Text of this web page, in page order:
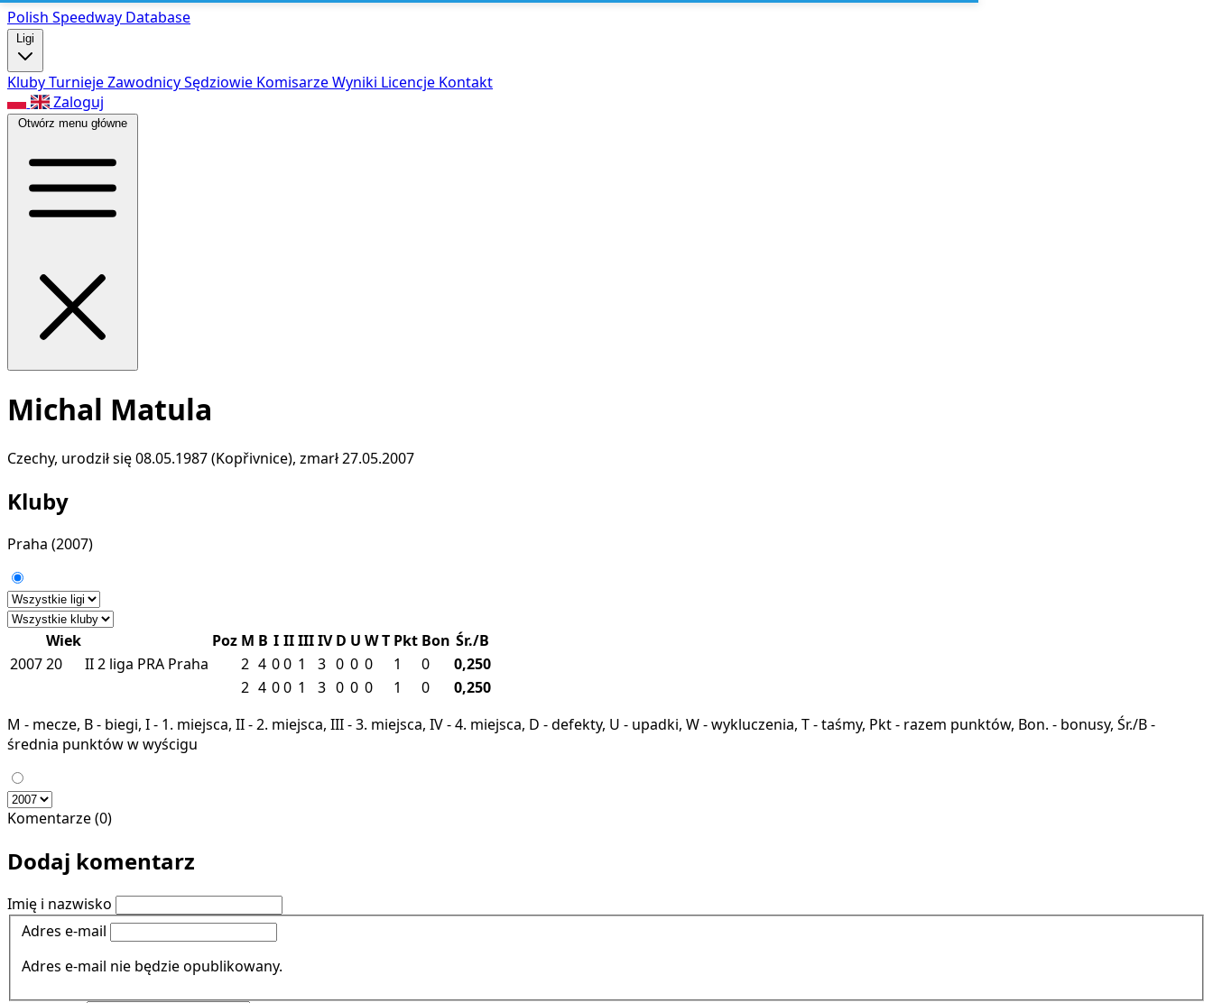
Polish Speedway Database
Ligi
KlubyTurniejeZawodnicySędziowie KomisarzeWyniki Licencje Kontakt
Zaloguj
Otwórz menu główne
Michal Matula
Czechy, urodził się 08.05.1987 (Kopřivnice), zmarł 27.05.2007
Kluby
Praha (2007)
Wiek Poz M B I IIIIIIV D U WT Pkt Bon Śr./B
200720 II2 liga PRA Praha 2 4 00 1 3 0 0 0 1 0
0,250
2 4 00 1 3 0 0 0 1 0
0,250
M - mecze, B - biegi, I - 1. miejsca, II - 2. miejsca, III - 3. miejsca, IV - 4. miejsca, D - defekty, U - upadki, W - wykluczenia, T - taśmy, Pkt - razem punktów, Bon. - bonusy, Śr./B -
średnia punktów w wyścigu
Komentarze (0)
Dodaj komentarz
Imię i nazwisko
Adres e-mail
Adres e-mail nie będzie opublikowany.